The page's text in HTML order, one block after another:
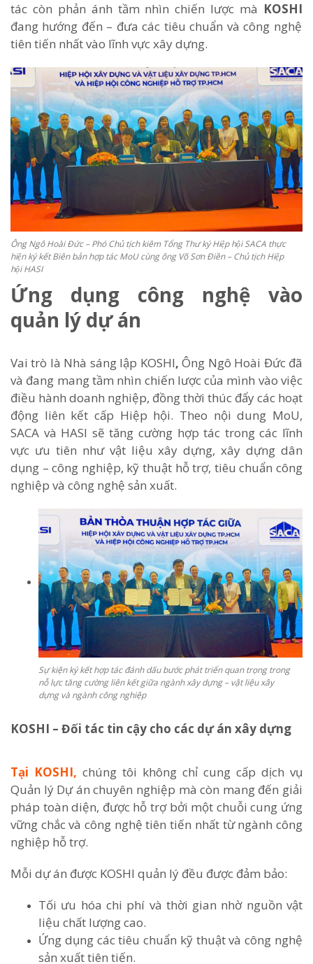
tác còn phản ánh tầm nhìn chiến lược mà KOSHI
đang hướng đến – đưa các tiêu chuẩn và công nghệ
tiên tiến nhất vào lĩnh vực xây dựng.
Ông Ngô Hoài Đức – Phó Chủ tịch kiêm Tổng Thư ký Hiệp hội SACA thực
hiện ký kết Biên bản hợp tác MoU cùng ông Võ Sơn Điền – Chủ tịch Hiệp
hội HASI
Ứng dụng công nghệ vào
quản lý dự án
Vai trò là Nhà sáng lập KOSHI, Ông Ngô Hoài Đức đã
và đang mang tầm nhìn chiến lược của mình vào việc
điều hành doanh nghiệp, đồng thời thúc đẩy các hoạt
động liên kết cấp Hiệp hội. Theo nội dung MoU,
SACA và HASI sẽ tăng cường hợp tác trong các lĩnh
vực ưu tiên như vật liệu xây dựng, xây dựng dân
dụng – công nghiệp, kỹ thuật hỗ trợ, tiêu chuẩn công
nghiệp và công nghệ sản xuất.
Sự kiện ký kết hợp tác đánh dấu bước phát triển quan trọng trong
nỗ lực tăng cường liên kết giữa ngành xây dựng – vật liệu xây
dựng và ngành công nghiệp
KOSHI – Đối tác tin cậy cho các dự án xây dựng
Tại KOSHI, chúng tôi không chỉ cung cấp dịch vụ
Quản lý Dự án chuyên nghiệp mà còn mang đến giải
pháp toàn diện, được hỗ trợ bởi một chuỗi cung ứng
vững chắc và công nghệ tiên tiến nhất từ ngành công
nghiệp hỗ trợ.
Mỗi dự án được KOSHI quản lý đều được đảm bảo:
Tối ưu hóa chi phí và thời gian nhờ nguồn vật
liệu chất lượng cao.
Ứng dụng các tiêu chuẩn kỹ thuật và công nghệ
sản xuất tiên tiến.